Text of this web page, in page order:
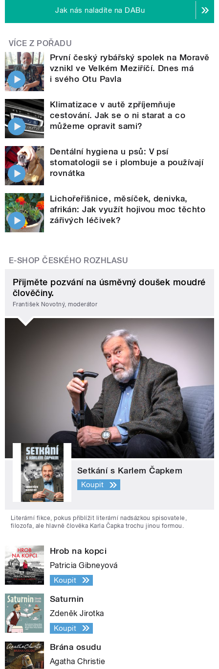
Jak nás naladíte na DABu
VÍCE Z POŘADU
První český rybářský spolek na Moravě
vznikl ve Velkém Meziříčí. Dnes má
i svého Otu Pavla
Klimatizace v autě zpříjemňuje
cestování. Jak se o ni starat a co
můžeme opravit sami?
Dentální hygiena u psů: V psí
stomatologii se i plombuje a používají
rovnátka
Lichořeřišnice, měsíček, denivka,
afrikán: Jak využít hojivou moc těchto
zářivých léčivek?
E-SHOP ČESKÉHO ROZHLASU
Přijměte pozvání na úsměvný doušek moudré
člověčiny.
František Novotný, moderátor
Setkání s Karlem Čapkem
Koupit
Literární fikce, pokus přiblížit literární nadsázkou spisovatele,
filozofa, ale hlavně člověka Karla Čapka trochu jinou formou.
Hrob na kopci
Patricia Gibneyová
Koupit
Saturnin
Zdeněk Jirotka
Koupit
Brána osudu
Agatha Christie